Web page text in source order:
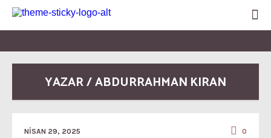
YAZAR / ABDURRAHMAN KIRAN
NISAN 29, 2025 0